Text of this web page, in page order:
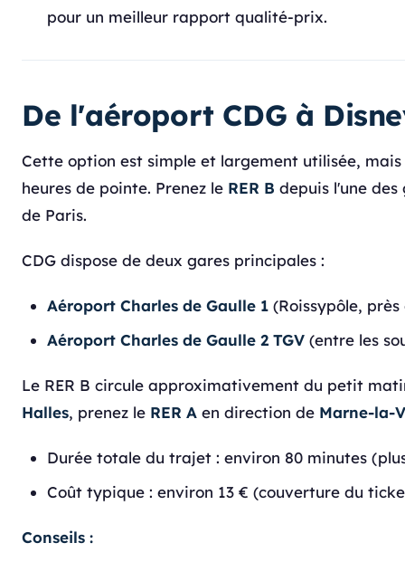
pour un meilleur rapport qualité-prix.
De l'aéroport CDG à
Cette option est simple et largement utilisée,
heures de pointe. Prenez le RER B depuis l'une
de Paris.
CDG dispose de deux gares principales :
Aéroport Charles de Gaulle 1 (Roissypôle, près
Aéroport Charles de Gaulle 2 TGV (entre les
Le RER B circule approximativement du petit
Halles, prenez le RER A en direction de Marne-la-
Durée totale du trajet : environ 80 minutes
Coût typique : environ 13 € (couverture du
Conseils :